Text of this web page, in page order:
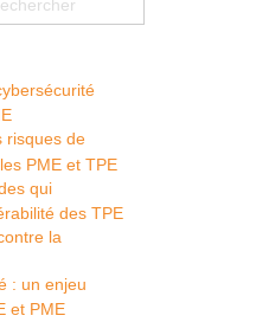
risques de
PME et TPE
qui
des TPE
la
: un enjeu
et PME